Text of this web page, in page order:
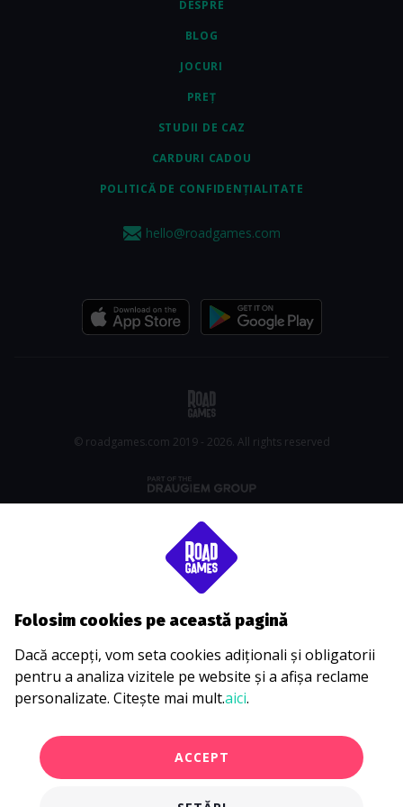
DESPRE
BLOG
JOCURI
PREȚ
STUDII DE CAZ
CARDURI CADOU
POLITICĂ DE CONFIDENȚIALITATE
hello@roadgames.com
© roadgames.com 2019 - 2026. All rights reserved
Folosim cookies pe această pagină
Dacă accepți, vom seta cookies adiționali și obligatorii
pentru a analiza vizitele pe website și a afișa reclame
personalizate. Citește mai mult.aici.
ACCEPT